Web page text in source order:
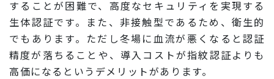
することが困難で、高度なセキュリティを実現する
生体認証です。また、非接触型であるため、衛生的
でもあります。ただし冬場に血流が悪くなると認証
精度が落ちることや、導入コストが指紋認証よりも
高価になるというデメリットがあります。